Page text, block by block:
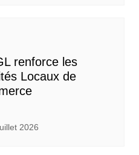
renforce les
Locaux de
2026